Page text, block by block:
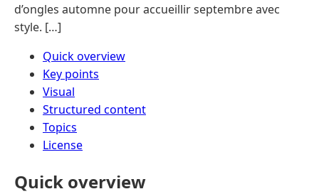
d’ongles automne pour accueillir septembre avec
style. […]
Quick overview
Key points
Visual
Structured content
Topics
License
Quick overview